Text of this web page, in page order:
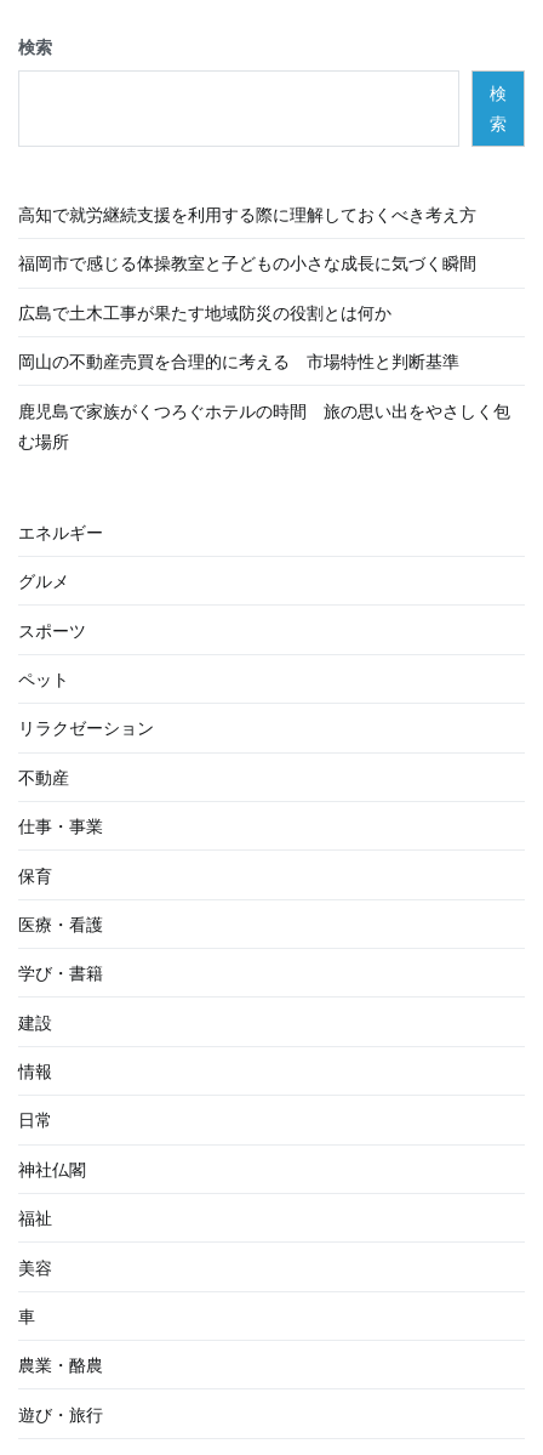
ビ
ゲ
ー
ョ
検索
検
索
高知で就労継続支援を利用する際に理解しておくべき考え方
福岡市で感じる体操教室と子どもの小さな成長に気づく瞬間
広島で土木工事が果たす地域防災の役割とは何か
岡山の不動産売買を合理的に考える 市場特性と判断基準
鹿児島で家族がくつろぐホテルの時間 旅の思い出をやさしく包
む場所
エネルギー
グルメ
スポーツ
ペット
リラクゼーション
不動産
仕事・事業
保育
医療・看護
学び・書籍
建設
情報
日常
神社仏閣
福祉
美容
車
農業・酪農
遊び・旅行